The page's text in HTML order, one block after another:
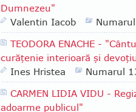
Dumnezeu"
Valentin Iacob
TEODORA ENACHE -
curăţenie interioară şi
Ines Hristea
Numarul
CARMEN LIDIA VIDU -
adoarme publicul"